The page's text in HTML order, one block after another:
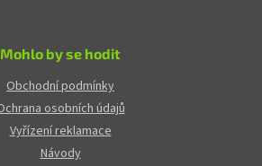
Mohlo by se hodit
Obchodní podmínky
osobních údajů
Vyřízení reklamace
Návody